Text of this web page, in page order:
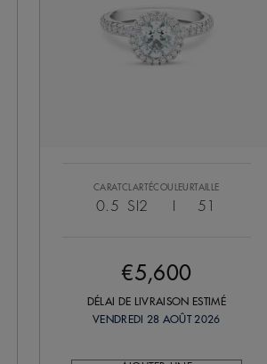
CARAT
0.5
CLARTÉ
SI2
COULEUR TAILLE
51
€5,600
DÉLAI DE LIVRAISON ESTIMÉ
VENDREDI 28 AOÛT 2026